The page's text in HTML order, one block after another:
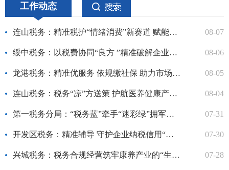
工作动态
08-07
连山税务：精准税护“情绪消费”新赛道 赋能文化业态暑期火热出...
08-06
绥中税务：以税费协同“良方 ”精准破解企业社保合规申报痛点难...
08-05
龙港税务：精准优服务 依规缴社保 助力市场主体合规自主申报
08-04
连山税务：税务“凉”方送策 护航医养健康产业合规经营
07-31
第一税务分局：“税务蓝”牵手“迷彩绿”拥军政策宣讲暖兵心
07-30
开发区税务：精准辅导 守护企业纳税信用“金名片”
07-28
兴城税务：税务合规经营筑牢康养产业的“生命线”